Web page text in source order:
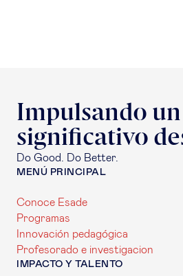
Impulsando
significativo
Do Good. Do Better.
MENÚ PRINCIPAL
Conoce Esade
Programas
Innovación pedagógica
Profesorado e investigacion
IMPACTO Y TALENTO